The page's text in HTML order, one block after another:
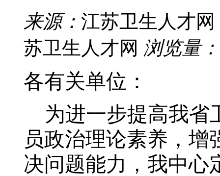
来源： 江苏卫生人才网
苏卫生人才网 浏览量：
各有关单位：
为进一步提高我省
员政治理论素养，
决问题能力，我中心